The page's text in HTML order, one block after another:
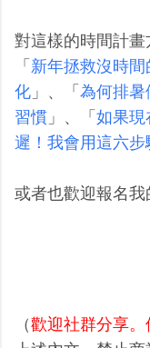
對這樣的時間計畫
「新年拯救沒時
化 」、「為何排暑
習慣 」、「如果現
遲！我會用這六步
或者也歡迎報名我
（歡迎社群分享